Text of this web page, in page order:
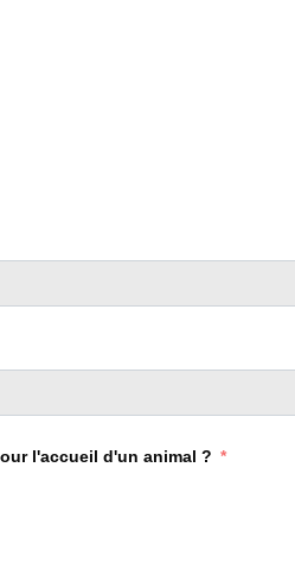
l'accueil d'un animal ?